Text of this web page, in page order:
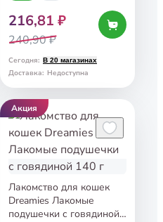
216,81 ₽
240,90 ₽
Сегодня: В 20 магазинах
Доставка: Недоступна
Акция
Лакомство для кошек
Dreamies Лакомые
подушечки с говядиной